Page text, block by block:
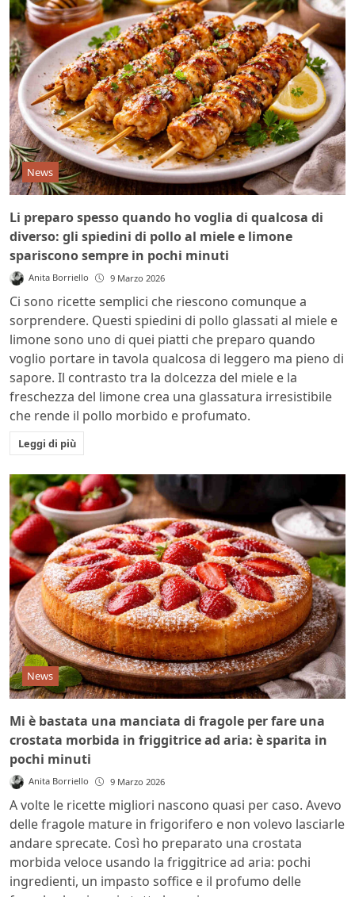
News
Li preparo spesso quando ho voglia di qualcosa di
diverso: gli spiedini di pollo al miele e limone
spariscono sempre in pochi minuti
Anita Borriello 9 Marzo 2026
Ci sono ricette semplici che riescono comunque a
sorprendere. Questi spiedini di pollo glassati al miele e
limone sono uno di quei piatti che preparo quando
voglio portare in tavola qualcosa di leggero ma pieno di
sapore. Il contrasto tra la dolcezza del miele e la
freschezza del limone crea una glassatura irresistibile
che rende il pollo morbido e profumato.
Leggi di più
News
Mi è bastata una manciata di fragole per fare una
crostata morbida in friggitrice ad aria: è sparita in
pochi minuti
Anita Borriello 9 Marzo 2026
A volte le ricette migliori nascono quasi per caso. Avevo
delle fragole mature in frigorifero e non volevo lasciarle
andare sprecate. Così ho preparato una crostata
morbida veloce usando la friggitrice ad aria: pochi
ingredienti, un impasto soffice e il profumo delle